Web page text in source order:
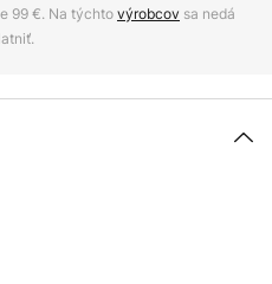
99 €. Na týchtovýrobcov sa nedá